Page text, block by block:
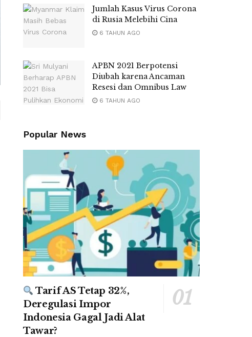
Jumlah Kasus Virus Corona
di Rusia Melebihi Cina
6 TAHUN AGO
APBN 2021 Berpotensi
Diubah karena Ancaman
Resesi dan Omnibus Law
6 TAHUN AGO
Popular News
Tarif AS Tetap 32%,
Deregulasi Impor
Indonesia Gagal Jadi Alat
Tawar?